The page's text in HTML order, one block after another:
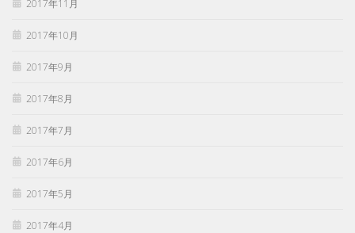
2017年11月
2017年10月
2017年9月
2017年8月
2017年7月
2017年6月
2017年5月
2017年4月